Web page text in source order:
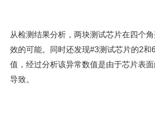
从检测结果分析，两块测试芯片在四个
效的可能。同时还发现#3测试芯片的2和
值，经过分析该异常数值是由于芯片表
导致。